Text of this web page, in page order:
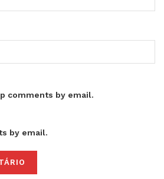
comments by email.
by email.